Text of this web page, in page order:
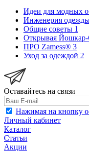
Идеи для модных
Инженерия
Общие советы 1
Открывая
ПРО Zamess® 3
Уход за одеждой 2
Оставайтесь на связи
Нажимая на кнопку
Личный кабинет
Каталог
Статьи
Акции